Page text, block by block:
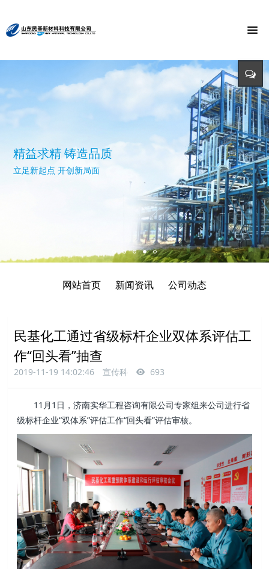
招标公告
招标详情及投标方式请点击查询（测试）
打造氯乙酸世界第一品牌
迈向世界价值链高端 打造世界精细化工绿色基地 创造氯乙酸国际
与时俱进 与市俱进 与世俱进
依靠科技创新 发展循环经济
精益求精 铸造品质
立足新起点 开创新局面
节能环保 捍卫能源
网站首页 新闻资讯 公司动态
民基化工通过省级标杆企业双体系评估工
作“回头看”抽查
2019-11-19 14:02:46 宣传科 693
11月1日，济南实华工程咨询有限公司专家组来公司进行省
级标杆企业“双体系”评估工作“回头看”评估审核。